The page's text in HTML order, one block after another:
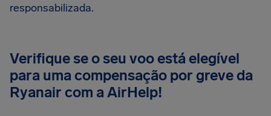
responsabilizada.
Verifique se o seu voo está elegível
para uma compensação por greve da
Ryanair com a AirHelp!